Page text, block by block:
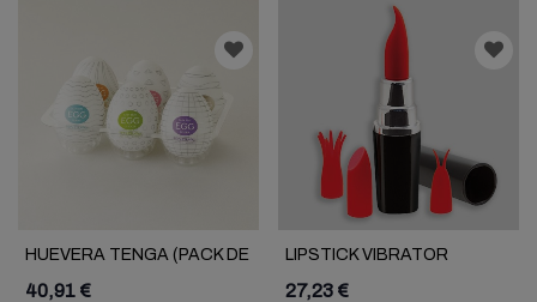
HUEVERA TENGA (PACK DE
6)
40,91 €
LIPSTICK VIBRATOR
27,23 €